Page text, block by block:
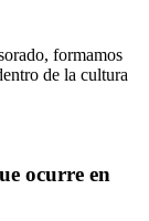
formamos
de la cultura
ocurre en